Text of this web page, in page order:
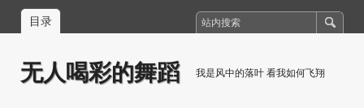
目录
无人喝彩的舞蹈 我是风中的落叶 看我如何飞翔